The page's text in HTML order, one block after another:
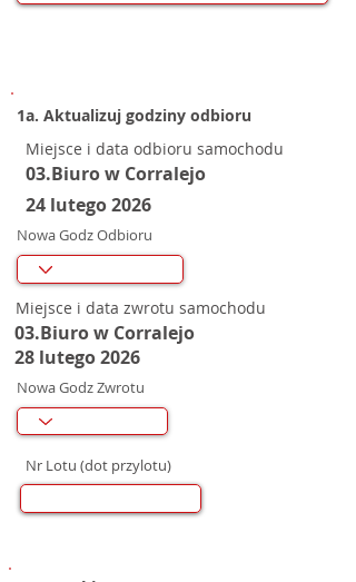
1a. Aktualizuj godziny odbioru
Miejsce i data odbioru samochodu
03.Biuro w Corralejo
24 lutego 2026
Nowa Godz Odbioru
Miejsce i data zwrotu samochodu
03.Biuro w Corralejo
28 lutego 2026
Nowa Godz Zwrotu
Nr Lotu (dot przylotu)